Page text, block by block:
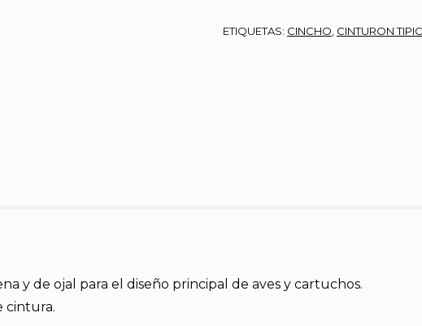
ETIQUETAS: CINCHO CINTURON
y de ojal para el diseño principal de aves y cartuchos.
cintura.